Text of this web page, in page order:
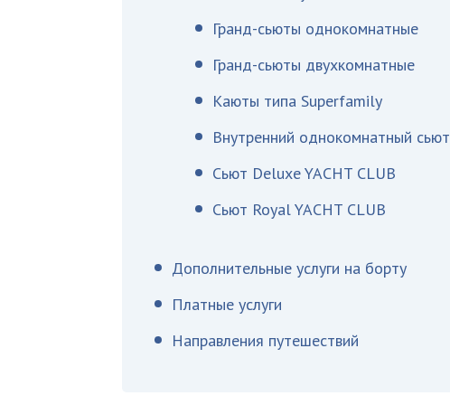
Гранд-сьюты однокомнатные
Гранд-сьюты двухкомнатные
Каюты типа Superfamily
Внутренний однокомнатный сьют
Сьют Deluxe YACHT CLUB
Сьют Royal YACHT CLUB
Дополнительные услуги на борту
Платные услуги
Направления путешествий